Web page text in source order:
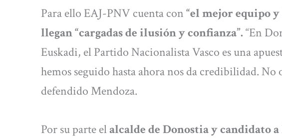
Para ello EAJ-PNV cuenta con“el mejor equipo y
llegan “cargadas de ilusión y confianza”.“En
Euskadi, el Partido Nacionalista Vasco es una
hemos seguido hasta ahora nos da credibilidad. No
defendido Mendoza.
Por su parte elalcalde de Donostia y candidato